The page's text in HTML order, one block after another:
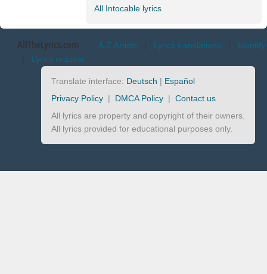
All Intocable lyrics
AllTheLyrics.com A-Z Artists | Lyrics translations | Identify
| Lyrics request
Translate interface: Deutsch | Español
Privacy Policy | DMCA Policy | Contact us
All lyrics are property and copyright of their owners.
All lyrics provided for educational purposes only.